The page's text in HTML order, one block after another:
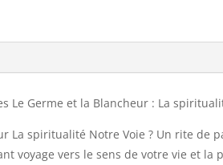
Le Germe et la Blancheur : La
La spiritualité Notre Voie ? Un rite de
voyage vers le sens de votre vie et